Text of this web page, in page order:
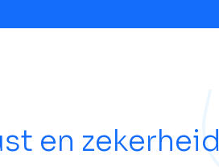
en zekerheid